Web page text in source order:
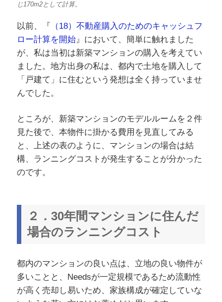
じ170m2として計算。
以前、『 （18）不動産購入のためのキャッシュフ
ロー計算を開始』において、簡単に触れました
が、私は当初は新築マンションの購入を考えてい
ました。地方出身の私は、都内で土地を購入して
「戸建て」に住むという発想は全く持っていませ
んでした。
ところが、新築マンションのモデルルームを２件
見た後で、本物件に掛かる費用を見直してみる
と、上述の表のように、マンションの場合は結
構、ランニングコストが発生することが分かった
のです。
２．30年間マンションに住んだ
場合のランニングコスト
都内のマンションの良い点は、立地の良い物件が
多いことと、Needsが一定規模であるため流動性
が高く売却し易いため、家族構成が確定していな